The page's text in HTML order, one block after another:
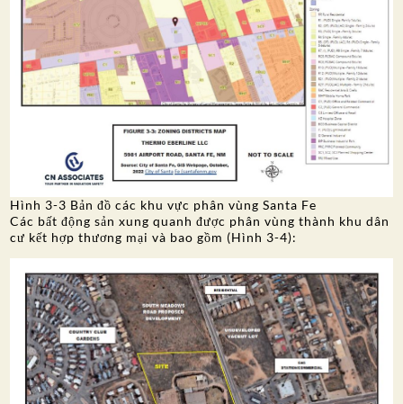
Hình 3-3 Bản đồ các khu vực phân vùng Santa Fe
Các bất động sản xung quanh được phân vùng thành khu dân
cư kết hợp thương mại và bao gồm (Hình 3-4):